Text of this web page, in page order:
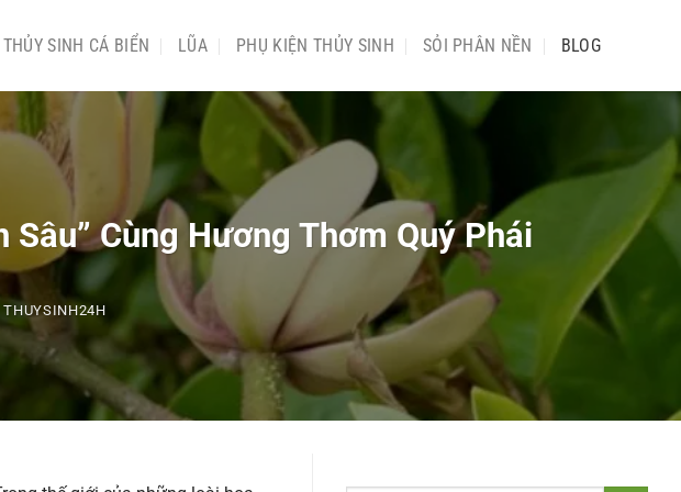
SINH CÁ BIỂN LŨA PHỤ KIỆN THỦY SINH SỎI PHÂN NỀN BLOG
Cùng Hương Thơm Quý Phái
THUYSINH24H